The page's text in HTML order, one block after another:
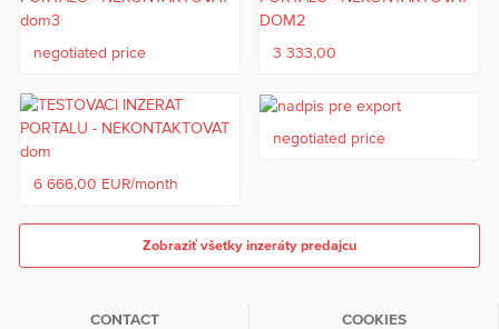
negotiated price 3 333,00
6 666,00 EUR/month
negotiated price
Zobraziť všetky inzeráty predajcu
CONTACT COOKIES